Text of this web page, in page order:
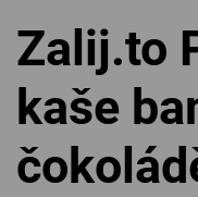
Zalij.to
kaše